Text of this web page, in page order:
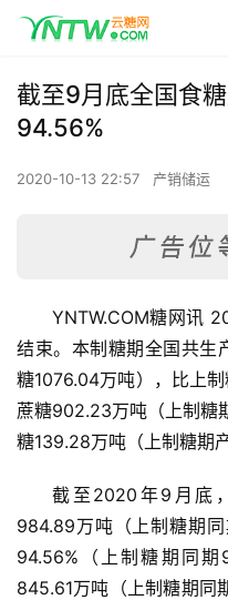
截至9月底全国食
94.56%
2020-10-13 22:57 产销储运
YNTW.COM糖网讯
结束。本制糖期全国共生
糖1076.04万吨），比上
蔗糖902.23万吨（上制糖
糖139.28万吨（上制糖期
截至2020年9月底
984.89万吨（上制糖期
94.56%（上制糖期同期
845.61万吨（上制糖期同